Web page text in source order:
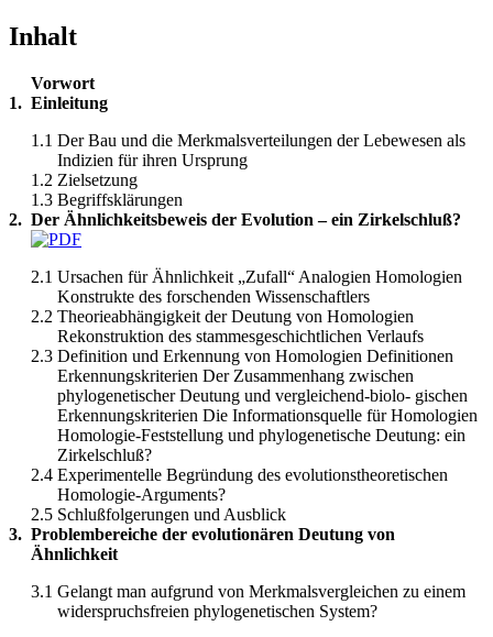
Inhalt
Vorwort
1. Einleitung
1.1 Der Bau und die Merkmalsverteilungen der Lebewesen als
Indizien für ihren Ursprung
1.2 Zielsetzung
1.3 Begriffsklärungen
2. Der Ähnlichkeitsbeweis der Evolution – ein Zirkelschluß?
2.1 Ursachen für Ähnlichkeit „Zufall“ Analogien Homologien
Konstrukte des forschenden Wissenschaftlers
2.2 Theorieabhängigkeit der Deutung von Homologien
Rekonstruktion des stammesgeschichtlichen Verlaufs
2.3 Definition und Erkennung von Homologien Definitionen
Erkennungskriterien Der Zusammenhang zwischen
phylogenetischer Deutung und vergleichend-biolo- gischen
Erkennungskriterien Die Informationsquelle für Homologien
Homologie-Feststellung und phylogenetische Deutung: ein
Zirkelschluß?
2.4 Experimentelle Begründung des evolutionstheoretischen
Homologie-Arguments?
2.5 Schlußfolgerungen und Ausblick
3. Problembereiche der evolutionären Deutung von
Ähnlichkeit
3.1 Gelangt man aufgrund von Merkmalsvergleichen zu einem
widerspruchsfreien phylogenetischen System?